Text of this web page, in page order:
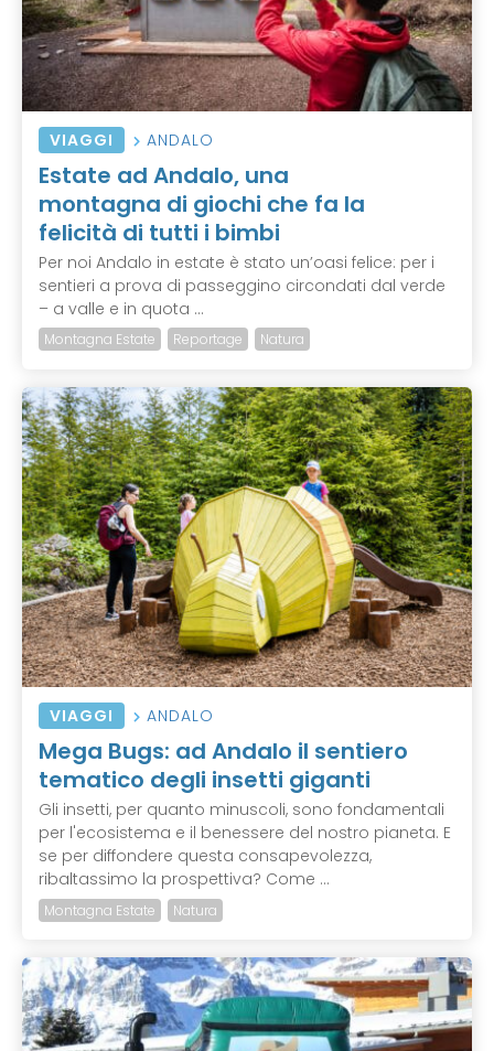
VIAGGI ANDALO
Estate ad Andalo, una
montagna di giochi che fa la
felicità di tutti i bimbi
Per noi Andalo in estate è stato un’oasi felice: per i
sentieri a prova di passeggino circondati dal verde
– a valle e in quota ...
Montagna Estate Reportage Natura
VIAGGI ANDALO
Mega Bugs: ad Andalo il sentiero
tematico degli insetti giganti
Gli insetti, per quanto minuscoli, sono fondamentali
per l'ecosistema e il benessere del nostro pianeta. E
se per diffondere questa consapevolezza,
ribaltassimo la prospettiva? Come ...
Montagna Estate Natura